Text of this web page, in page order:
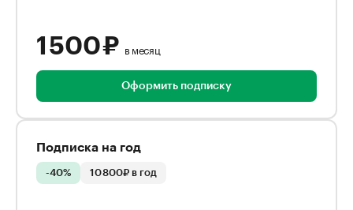
1 500 ₽ в месяц
Оформить подписку
Подписка на год
-40% 10 800₽ в год